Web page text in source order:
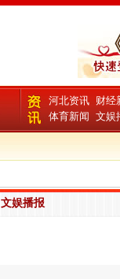
河北资讯 财经
体育新闻 文娱
文娱播报